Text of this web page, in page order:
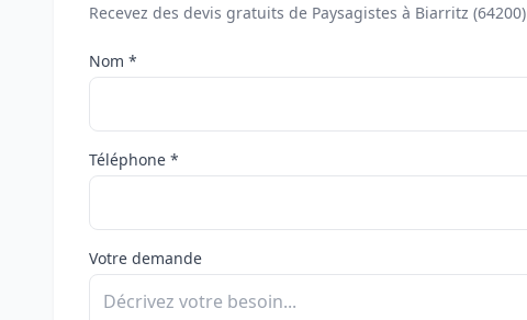
Recevez des devis gratuits de Paysagistes à Biarritz (64200)
Nom *
Téléphone *
Votre demande